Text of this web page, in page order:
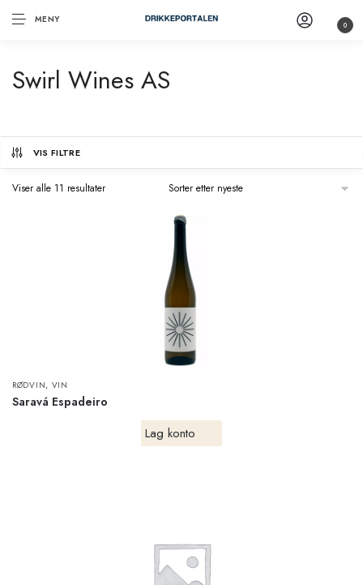
MENY 0
Swirl Wines AS
VIS FILTRE
Viser alle 11 resultater
RØDVIN, VIN
Saravá Espadeiro
Lag konto